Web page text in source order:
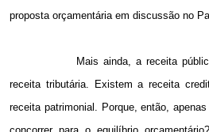
proposta orçamentária em discussão no
Mais ainda, a receita
receita tributária. Existem a receita
receita patrimonial. Porque, então,